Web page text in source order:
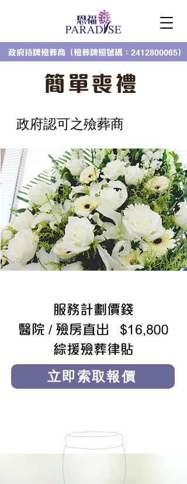
政府持牌殮葬商（殮葬牌照號碼：2412800065）
簡單喪禮
​政府認可之殮葬商
服務計劃價錢
醫院 / 殮房直出 $16,800
綜援殮葬律貼
立即索取報價